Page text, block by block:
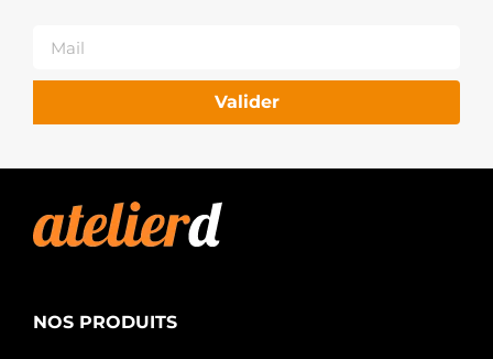
Valider
NOS PRODUITS